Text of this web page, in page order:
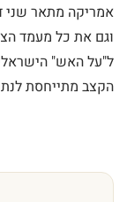
אמריקה מתאר שני
וגם את כל מעמד
ל"על האש"
הקצב מתייחסת